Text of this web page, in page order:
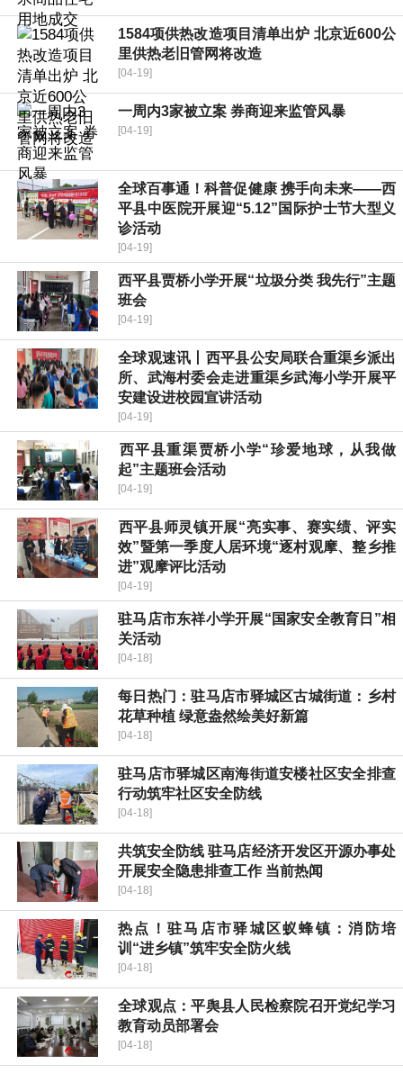
1584项供热改造项目清单出炉 北京近600公
里供热老旧管网将改造
[04-19]
一周内3家被立案 券商迎来监管风暴
[04-19]
全球百事通！​科普促健康 携手向未来——西
平县中医院开展迎“5.12”国际护士节大型义
诊活动
[04-19]
​西平县贾桥小学开展“垃圾分类 我先行”主题
班会
[04-19]
全球观速讯丨​西平县公安局联合重渠乡派出
所、武海村委会走进重渠乡武海小学开展平
安建设进校园宣讲活动
[04-19]
​西平县重渠贾桥小学“珍爱地球，从我做
起”主题班会活动
[04-19]
​西平县师灵镇开展“亮实事、赛实绩、评实
效”暨第一季度人居环境“逐村观摩、整乡推
进”观摩评比活动
[04-19]
驻马店市东祥小学开展“国家安全教育日”相
关活动
[04-18]
每日热门：驻马店市驿城区古城街道：乡村
花草种植 绿意盎然绘美好新篇
[04-18]
驻马店市驿城区南海街道安楼社区安全排查
行动筑牢社区安全防线
[04-18]
共筑安全防线 驻马店经济开发区开源办事处
开展安全隐患排查工作 当前热闻
[04-18]
热点！驻马店市驿城区蚁蜂镇：消防培
训“进乡镇”筑牢安全防火线
[04-18]
全球观点：平舆县人民检察院召开党纪学习
教育动员部署会
[04-18]